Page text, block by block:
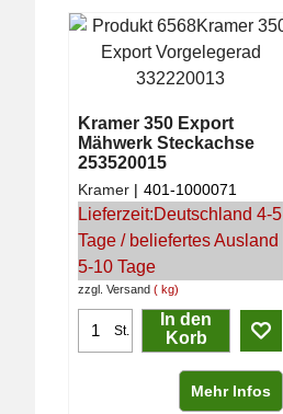
Kramer 350 Export
Mähwerk Steckachse
253520015
zzgl. Versand kg
Kramer 401-1000071
Lieferzeit:Deutschland 4-5
Tage / beliefertes Ausland
5-10 Tage
St.
In den
Korb
Mehr Infos